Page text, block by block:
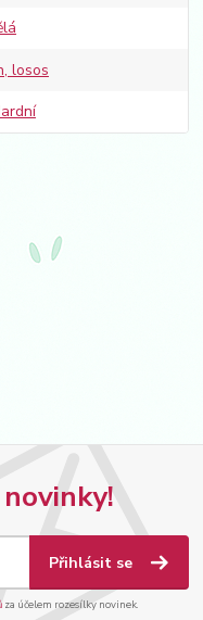
losos
Přihlásit se
za účelem rozesílky novinek.